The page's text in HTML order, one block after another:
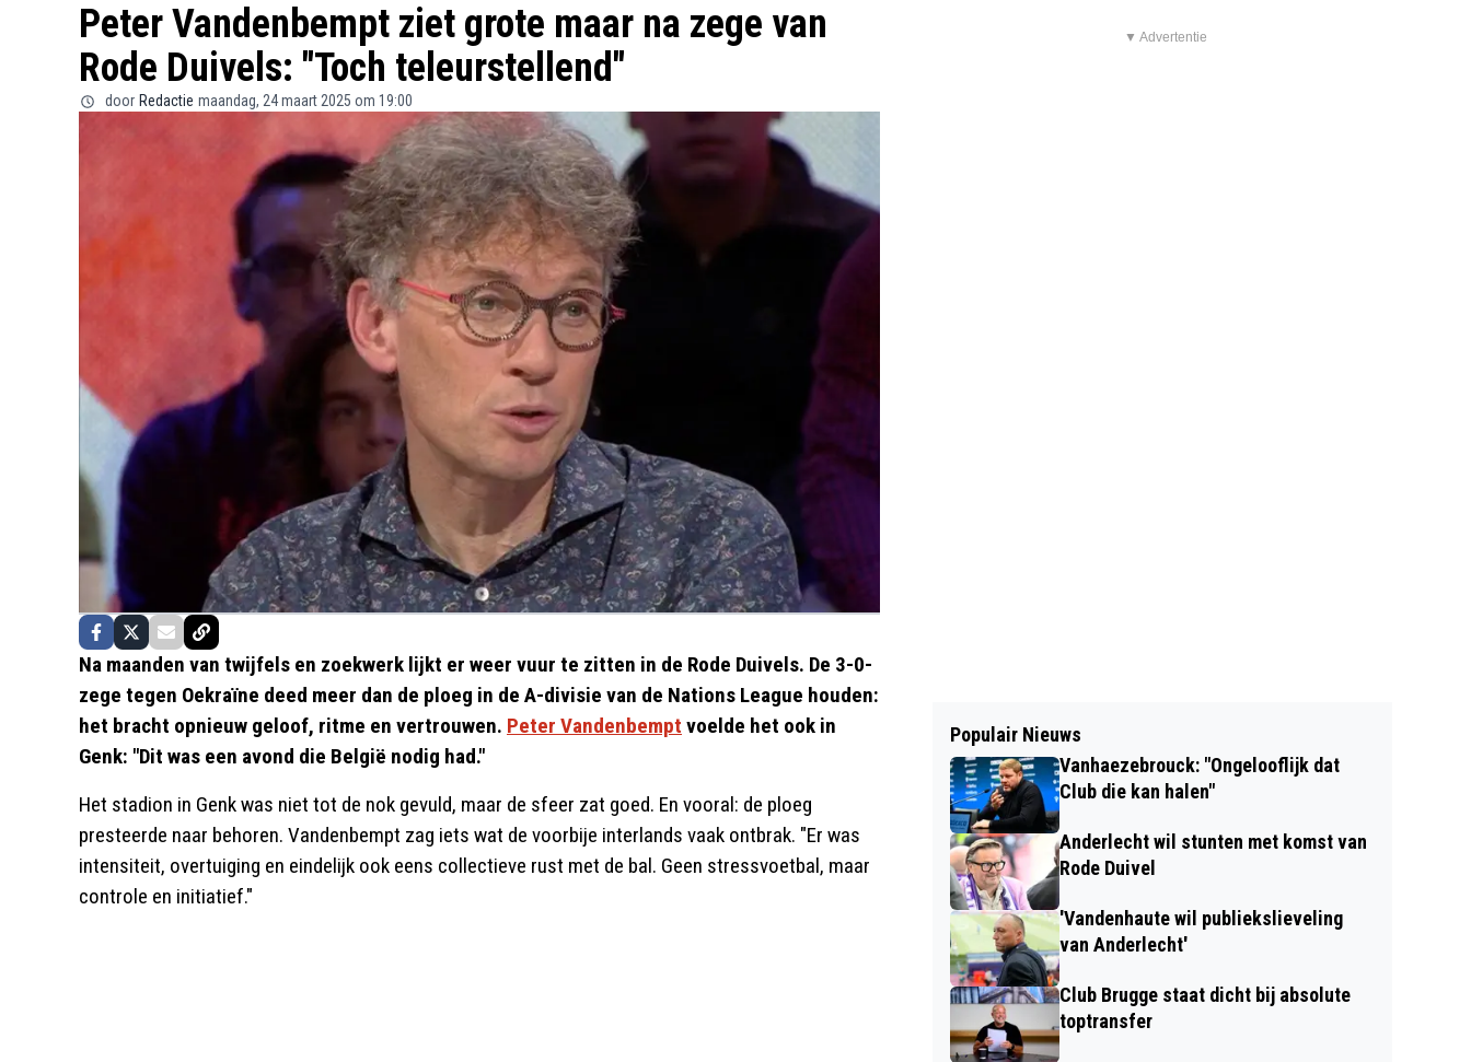
Peter Vandenbempt ziet grote maar na zege van
Rode Duivels: "Toch teleurstellend"
door Redactie maandag, 24 maart 2025 om 19:00
Na maanden van twijfels en zoekwerk lijkt er weer vuur te zitten in de Rode Duivels. De 3-0-
zege tegen Oekraïne deed meer dan de ploeg in de A-divisie van de Nations League houden:
het bracht opnieuw geloof, ritme en vertrouwen. Peter Vandenbempt voelde het ook in
Genk: "Dit was een avond die België nodig had."
Het stadion in Genk was niet tot de nok gevuld, maar de sfeer zat goed. En vooral: de ploeg
presteerde naar behoren. Vandenbempt zag iets wat de voorbije interlands vaak ontbrak. "Er was
intensiteit, overtuiging en eindelijk ook eens collectieve rust met de bal. Geen stressvoetbal, maar
controle en initiatief."
▼ Advertentie
Populair Nieuws
Vanhaezebrouck: "Ongelooflijk dat
Club die kan halen"
Anderlecht wil stunten met komst van
Rode Duivel
'Vandenhaute wil publiekslieveling
van Anderlecht'
Club Brugge staat dicht bij absolute
toptransfer